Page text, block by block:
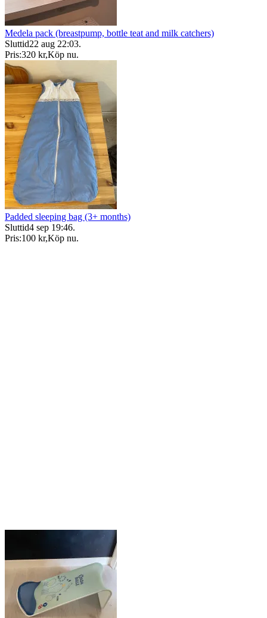
Medela pack (breastpump, bottle teat and milk catchers)
Sluttid22 aug 22:03.
Pris:320 kr,Köp nu.
Padded sleeping bag (3+ months)
Sluttid4 sep 19:46.
Pris:100 kr,Köp nu.